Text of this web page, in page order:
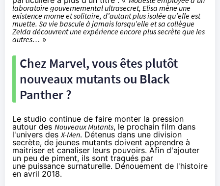
laboratoire gouvernemental ultrasecret, Elisa mène une
existence morne et solitaire, d’autant plus isolée qu’elle est
muette. Sa vie bascule à jamais lorsqu’elle et sa collègue
Zelda découvrent une expérience encore plus secrète que les
autres… »
Chez Marvel, vous êtes plutôt
nouveaux mutants ou Black
Panther ?
Le studio continue de faire monter la pression
autour des Nouveaux Mutants, le prochain film dans
l'univers desX-Men. Détenus dans une division
secrète, de jeunes mutants doivent apprendre à
maitriser et canaliser leurs pouvoirs. Afin d'ajouter
un peu de piment, ils sont traqués par
une puissance surnaturelle. Dénouement de l'histoire
en avril 2018.